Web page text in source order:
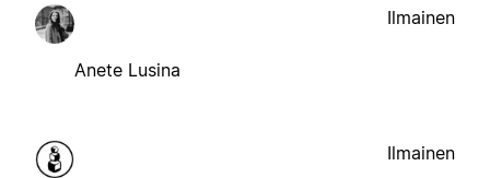
Anete Lusina
Ilmainen
Ilmainen